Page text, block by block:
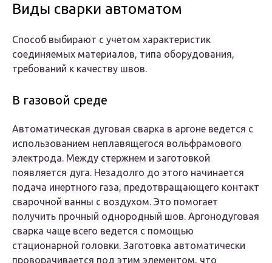
Виды сварки автоматом
Способ выбирают с учетом характеристик
соединяемых материалов, типа оборудования,
требований к качеству швов.
В газовой среде
Автоматическая дуговая сварка в аргоне ведется с
использованием неплавящегося вольфрамового
электрода. Между стержнем и заготовкой
появляется дуга. Незадолго до этого начинается
подача инертного газа, предотвращающего контакт
сварочной ванны с воздухом. Это помогает
получить прочный однородный шов. Аргонодуговая
сварка чаще всего ведется с помощью
стационарной головки. Заготовка автоматически
проворачивается под этим элементом, что